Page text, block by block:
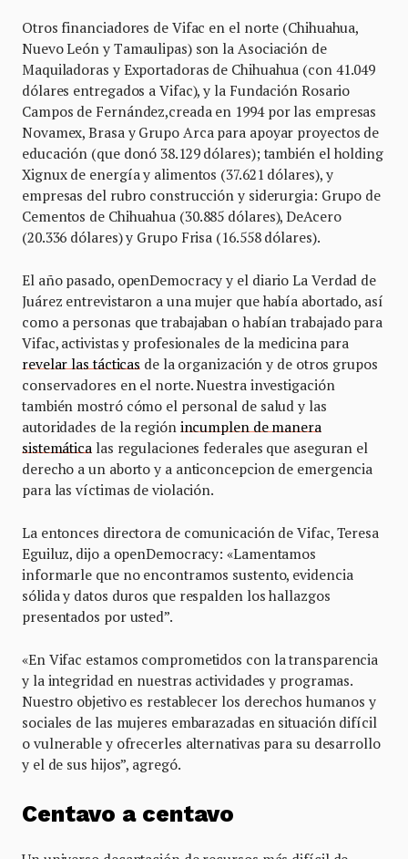
Otros financiadores de Vifac en el norte (Chihuahua,
Nuevo León y Tamaulipas) son la Asociación de
Maquiladoras y Exportadoras de Chihuahua (con 41.049
dólares entregados a Vifac), y la Fundación Rosario
Campos de Fernández,creada en 1994 por las empresas
Novamex, Brasa y Grupo Arca para apoyar proyectos de
educación (que donó 38.129 dólares); también el holding
Xignux de energía y alimentos (37.621 dólares), y
empresas del rubro construcción y siderurgia: Grupo de
Cementos de Chihuahua (30.885 dólares), DeAcero
(20.336 dólares) y Grupo Frisa (16.558 dólares).
El año pasado, openDemocracy y el diario La Verdad de
Juárez entrevistaron a una mujer que había abortado, así
como a personas que trabajaban o habían trabajado para
Vifac, activistas y profesionales de la medicina para
revelar las tácticas de la organización y de otros grupos
conservadores en el norte. Nuestra investigación
también mostró cómo el personal de salud y las
autoridades de la región incumplen de manera
sistemáticalas regulaciones federales que aseguran el
derecho a un aborto y a anticoncepcion de emergencia
para las víctimas de violación.
La entonces directora de comunicación de Vifac, Teresa
Eguiluz, dijo a openDemocracy: «Lamentamos
informarle que no encontramos sustento, evidencia
sólida y datos duros que respalden los hallazgos
presentados por usted”.
«En Vifac estamos comprometidos con la transparencia
y la integridad en nuestras actividades y programas.
Nuestro objetivo es restablecer los derechos humanos y
sociales de las mujeres embarazadas en situación difícil
o vulnerable y ofrecerles alternativas para su desarrollo
y el de sus hijos”, agregó.
Centavo a centavo